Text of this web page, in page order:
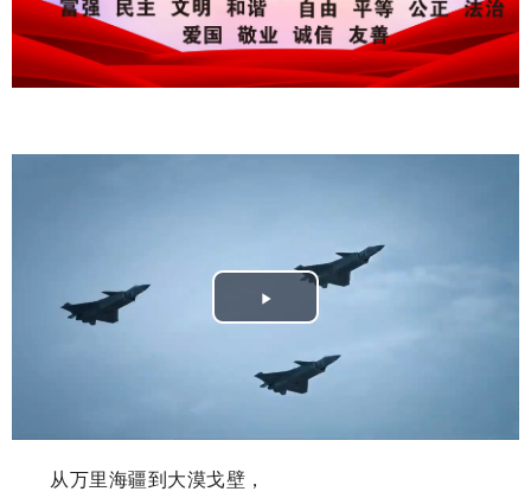
Play
Video
从万里海疆到大漠戈壁，